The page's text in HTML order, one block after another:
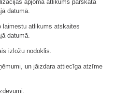
apjoma atlikums pārskata
datumā.
laimestu atlikums atskaites
datumā.
izložu nodoklis.
un jāizdara attiecīga atzīme